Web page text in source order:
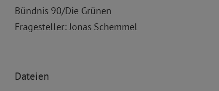
Bündnis 90/Die Grünen
Fragesteller: Jonas Schemmel
Dateien